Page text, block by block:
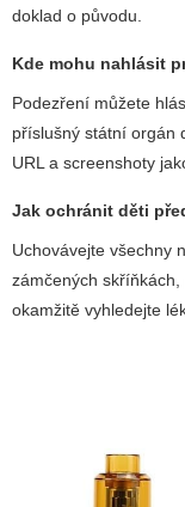
doklad o původu.
Kde mohu nahlásit
Podezření můžete
příslušný státní orgán
URL a screenshoty
Jak ochránit děti
Uchovávejte všechny
zámčených
okamžitě vyhledejte